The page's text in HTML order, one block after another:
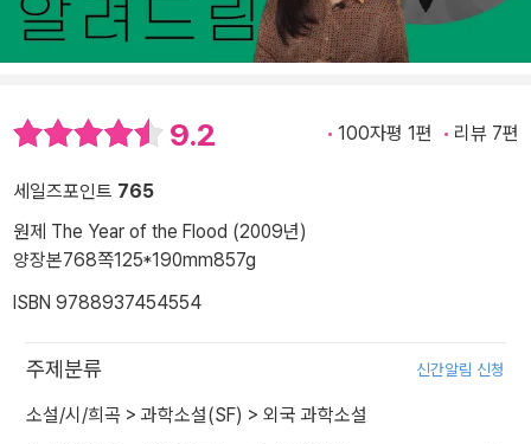
9.2 100자평 1편 리뷰 7편
세일즈포인트 765
원제 The Year of the Flood (2009년)
양장본768쪽125*190mm857g
ISBN 9788937454554
주제분류 신간알림 신청
소설/시/희곡 > 과학소설(SF) > 외국 과학소설